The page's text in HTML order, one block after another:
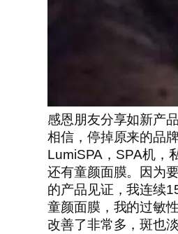
感恩朋友分享如新产
相信，停掉原来的品
LumiSPA，SPA机，
还有童颜面膜。因为
的产品见证，我连续
童颜面膜，我的过敏
改善了非常多，斑也